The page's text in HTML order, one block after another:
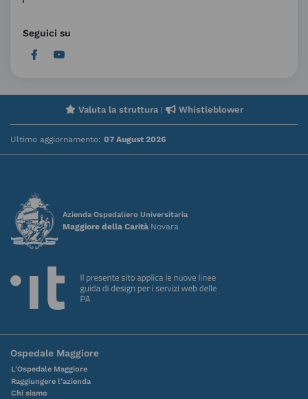
Seguici su
Valuta la struttura| Whistleblower
Ultimo aggiornamento: 07 August 2026
Azienda Ospedaliero Universitaria
Maggiore della Carità Novara
Ospedale Maggiore
L’Ospedale Maggiore
Raggiungere l’azienda
Chi siamo